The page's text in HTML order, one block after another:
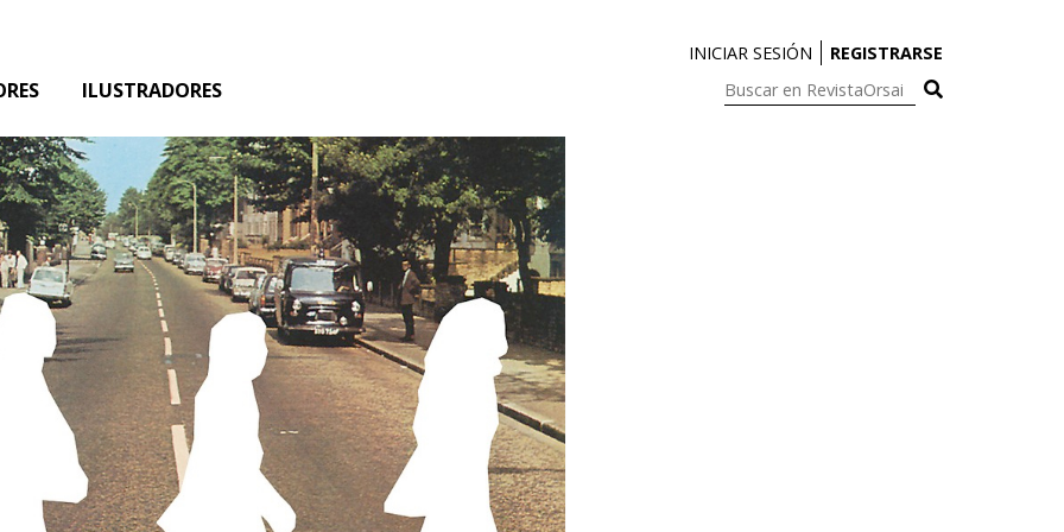
ILUSTRADORES
INICIAR SESIÓN REGISTRARSE
Buscar